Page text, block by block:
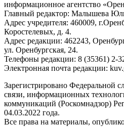
информационное агентство
Главный редактор: Малышева
Адрес учредителя: 460009,
Коростелевых, д. 4.
Адрес редакции: 462243,
ул. Оренбургская, 24.
Телефоны редакции: 8 (35361) 2-
Электронная почта редакции:
Зарегистрировано Федеральной
связи, информационных
коммуникаций (Роскомнадзор)
04.03.2022 года.
Все права на материалы,